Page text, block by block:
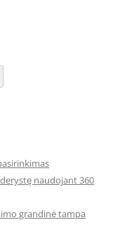
naudojant 360
grandinė tampa